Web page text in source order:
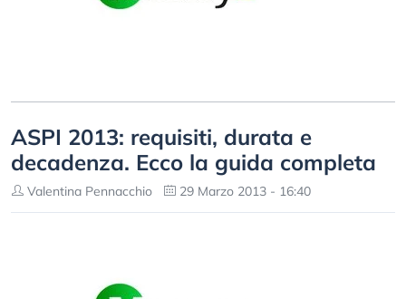
ASPI 2013: requisiti, durata e
decadenza. Ecco la guida completa
Valentina Pennacchio 29 Marzo 2013 - 16:40